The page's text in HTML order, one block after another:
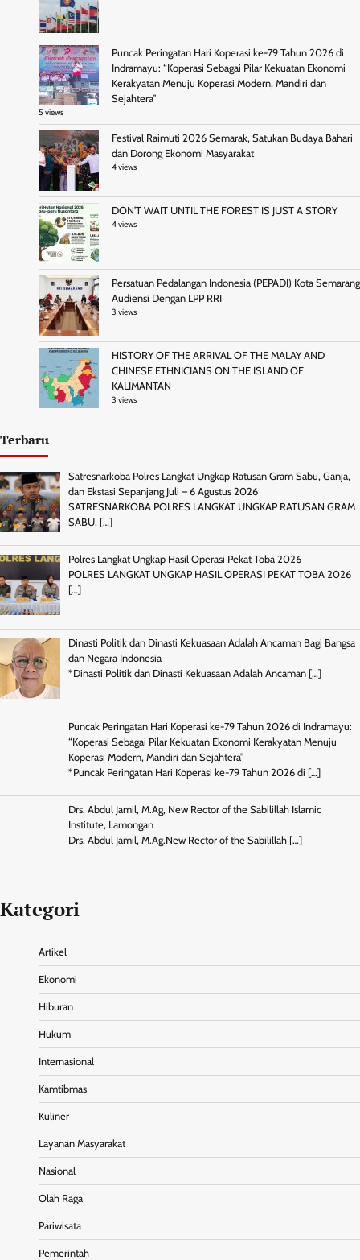
Puncak Peringatan Hari Koperasi ke-79 Tahun 2026 di
Indramayu: “Koperasi Sebagai Pilar Kekuatan Ekonomi
Kerakyatan Menuju Koperasi Modern, Mandiri dan
Sejahtera”
5 views
Festival Raimuti 2026 Semarak, Satukan Budaya Bahari
dan Dorong Ekonomi Masyarakat
4 views
DON’T WAIT UNTIL THE FOREST IS JUST A STORY
4 views
Persatuan Pedalangan Indonesia (PEPADI) Kota Semarang
Audiensi Dengan LPP RRI
3 views
HISTORY OF THE ARRIVAL OF THE MALAY AND
CHINESE ETHNICIANS ON THE ISLAND OF
KALIMANTAN
3 views
Terbaru
Satresnarkoba Polres Langkat Ungkap Ratusan Gram Sabu, Ganja,
dan Ekstasi Sepanjang Juli – 6 Agustus 2026
SATRESNARKOBA POLRES LANGKAT UNGKAP RATUSAN GRAM
SABU, […]
Polres Langkat Ungkap Hasil Operasi Pekat Toba 2026
POLRES LANGKAT UNGKAP HASIL OPERASI PEKAT TOBA 2026
[…]
Dinasti Politik dan Dinasti Kekuasaan Adalah Ancaman Bagi Bangsa
dan Negara Indonesia
*Dinasti Politik dan Dinasti Kekuasaan Adalah Ancaman […]
Puncak Peringatan Hari Koperasi ke-79 Tahun 2026 di Indramayu:
“Koperasi Sebagai Pilar Kekuatan Ekonomi Kerakyatan Menuju
Koperasi Modern, Mandiri dan Sejahtera”
*Puncak Peringatan Hari Koperasi ke-79 Tahun 2026 di […]
Drs. Abdul Jamil, M.Ag, New Rector of the Sabilillah Islamic
Institute, Lamongan
Drs. Abdul Jamil, M.Ag.New Rector of the Sabilillah […]
Kategori
Artikel
Ekonomi
Hiburan
Hukum
Internasional
Kamtibmas
Kuliner
Layanan Masyarakat
Nasional
Olah Raga
Pariwisata
Pemerintah